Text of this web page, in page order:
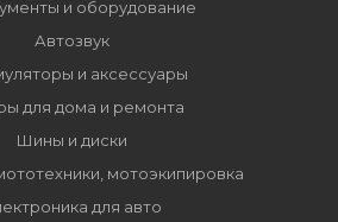
и оборудование
Автозвук
и аксессуары
для дома и ремонта
Шины и диски
мотоэкипировка
для авто